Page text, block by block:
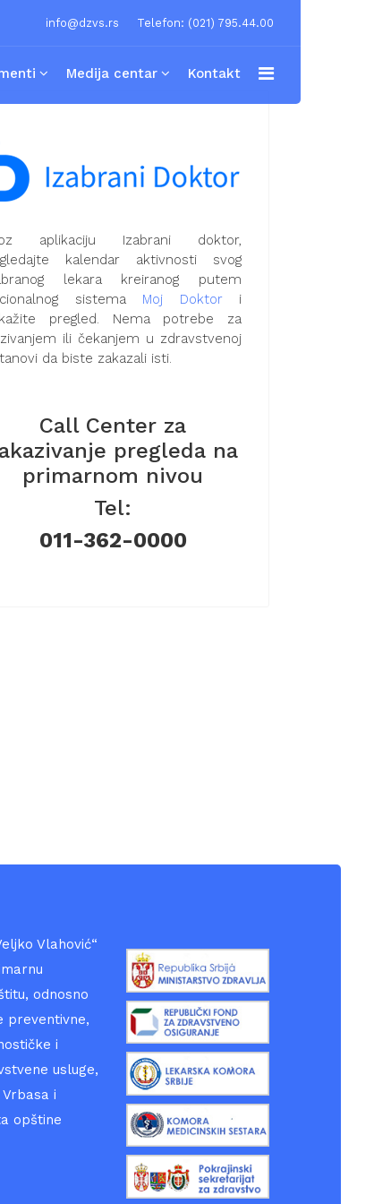
info@dzvs.rs Telefon: (021) 795.44.00
Medija centar Kontakt
aplikaciju Izabrani doktor,
kalendar aktivnosti svog
lekara kreiranog putem
sistema Moj Doktori
pregled. Nema potrebe za
ili čekanjem u zdravstvenoj
da biste zakazali isti.
Call Center za
pregleda na
primarnom nivou
Tel:
011-362-0000
Vlahović“
odnosno
preventivne,
i
usluge,
i
opštine